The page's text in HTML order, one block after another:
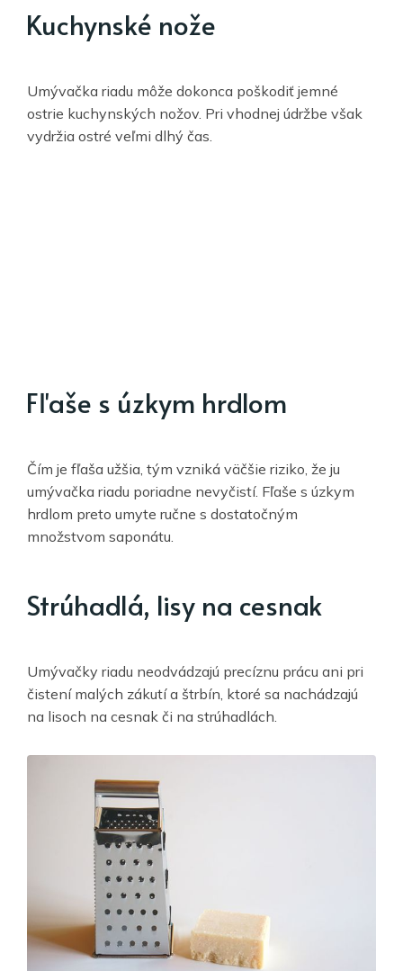
Kuchynské nože
Umývačka riadu môže dokonca poškodiť jemné
ostrie kuchynských nožov. Pri vhodnej údržbe však
vydržia ostré veľmi dlhý čas.
Fľaše s úzkym hrdlom
Čím je fľaša užšia, tým vzniká väčšie riziko, že ju
umývačka riadu poriadne nevyčistí. Fľaše s úzkym
hrdlom preto umyte ručne s dostatočným
množstvom saponátu.
Strúhadlá, lisy na cesnak
Umývačky riadu neodvádzajú precíznu prácu ani pri
čistení malých zákutí a štrbín, ktoré sa nachádzajú
na lisoch na cesnak či na strúhadlách.